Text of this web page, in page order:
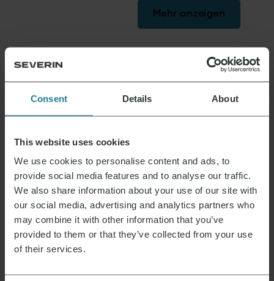
Consent Details About
This website uses cookies
We use cookies to personalise content and ads, to
provide social media features and to analyse our traffic.
We also share information about your use of our site with
our social media, advertising and analytics partners who
may combine it with other information that you’ve
provided to them or that they’ve collected from your use
of their services.
Mehr anzeigen
Aktuelles & Angebote
spannenden Vorteilen. Melde Dich jetzt an und
nächsten Einkauf.
E-Mail Adresse*
Anmelden